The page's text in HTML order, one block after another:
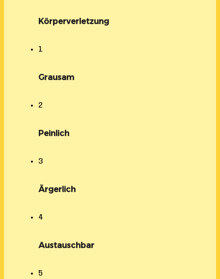
Körperverletzung
1
Grausam
2
Peinlich
3
Ärgerlich
4
Austauschbar
5